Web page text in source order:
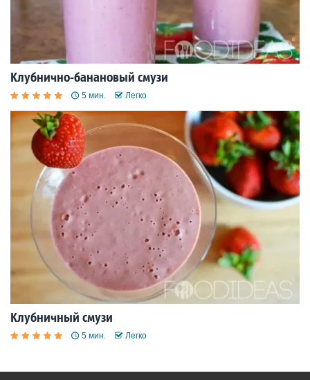
Клубнично-банановый смузи
5 мин. Легко
Клубничный смузи
5 мин. Легко